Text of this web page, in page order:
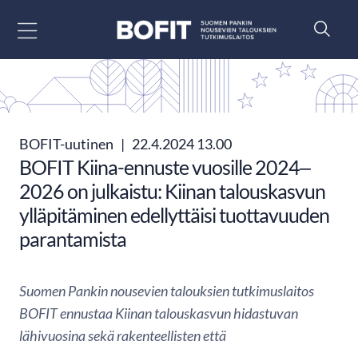
BOFIT-uutinen | 22.4.2024 13.00
BOFIT Kiina-ennuste vuosille 2024‒
2026 on julkaistu: Kiinan talouskasvun
ylläpitäminen edellyttäisi tuottavuuden
parantamista
Suomen Pankin nousevien talouksien tutkimuslaitos
BOFIT ennustaa Kiinan talouskasvun hidastuvan
lähivuosina sekä rakenteellisten että